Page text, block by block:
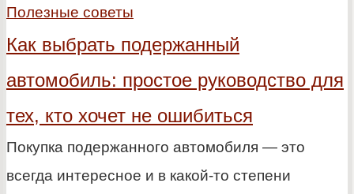
Полезные советы
Как выбрать подержанный
автомобиль: простое руководство для
тех, кто хочет не ошибиться
Покупка подержанного автомобиля — это
всегда интересное и в какой-то степени